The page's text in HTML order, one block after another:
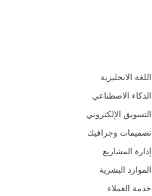
اللغة الانجليزية
الذكاء الاصطناعي
التسويق الإلكتروني
تصميمات وجرافيك
إدارة المشاريع
الموارد البشرية
خدمة العملاء